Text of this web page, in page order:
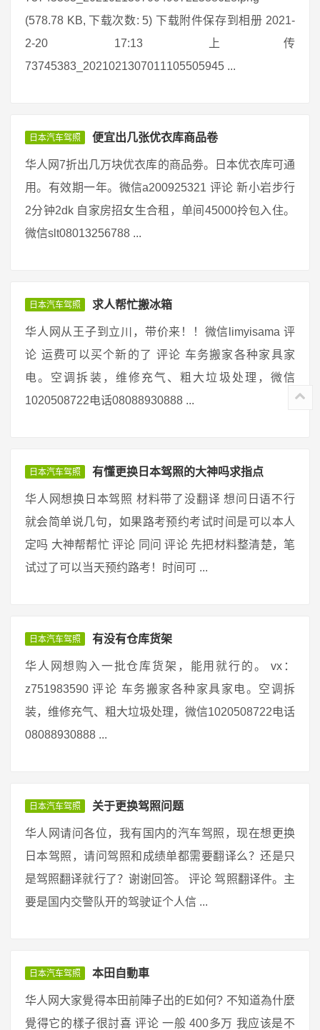
(578.78 KB, 下载次数: 5) 下载附件保存到相册 2021-
2-20 17:13 上传
73745383_2021021307011105505945 ...
日本汽车驾照 便宜出几张优衣库商品卷
华人网7折出几万块优衣库的商品劵。日本优衣库可通
用。有效期一年。微信a200925321 评论 新小岩步行
2分钟2dk 自家房招女生合租，单间45000拎包入住。
微信slt08013256788 ...
日本汽车驾照 求人帮忙搬冰箱
华人网从王子到立川，带价来！！微信limyisama 评
论 运费可以买个新的了 评论 车务搬家各种家具家
电。空调拆装，维修充气、粗大垃圾处理，微信
1020508722电话08088930888 ...
日本汽车驾照 有懂更换日本驾照的大神吗求指点
华人网想换日本驾照 材料带了没翻译 想问日语不行
就会简单说几句，如果路考预约考试时间是可以本人
定吗 大神帮帮忙 评论 同问 评论 先把材料整清楚，笔
试过了可以当天预约路考！时间可 ...
日本汽车驾照 有没有仓库货架
华人网想购入一批仓库货架，能用就行的。 vx：
z751983590 评论 车务搬家各种家具家电。空调拆
装，维修充气、粗大垃圾处理，微信1020508722电话
08088930888 ...
日本汽车驾照 关于更换驾照问题
华人网请问各位，我有国内的汽车驾照，现在想更换
日本驾照，请问驾照和成绩单都需要翻译么？还是只
是驾照翻译就行了？谢谢回答。 评论 驾照翻译件。主
要是国内交警队开的驾驶证个人信 ...
日本汽车驾照 本田自動車
华人网大家覺得本田前陣子出的E如何? 不知道為什麼
覺得它的樣子很討喜 评论 一般 400多万 我应该是不